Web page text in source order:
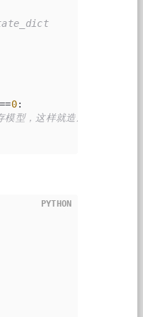
state_dict
0:
型，这样就造成了浪费
PYTHON